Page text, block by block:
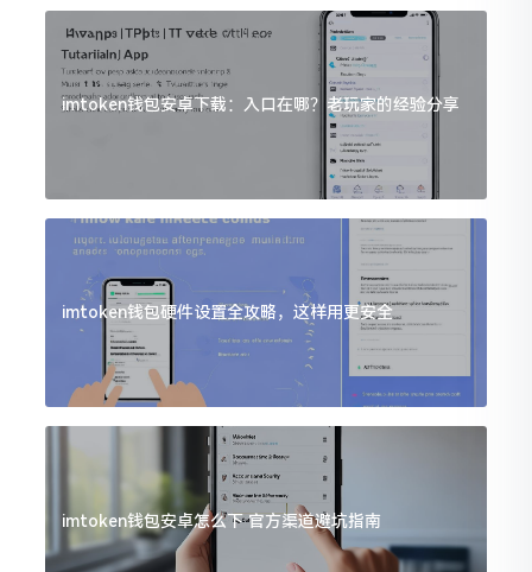
imtoken钱包安卓下载：入口在哪？老玩家的经验分享
imtoken钱包硬件设置全攻略，这样用更安全
imtoken钱包安卓怎么下 官方渠道避坑指南